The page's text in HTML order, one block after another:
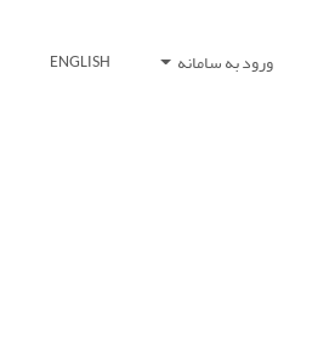
ورود به سامانه ENGLISH